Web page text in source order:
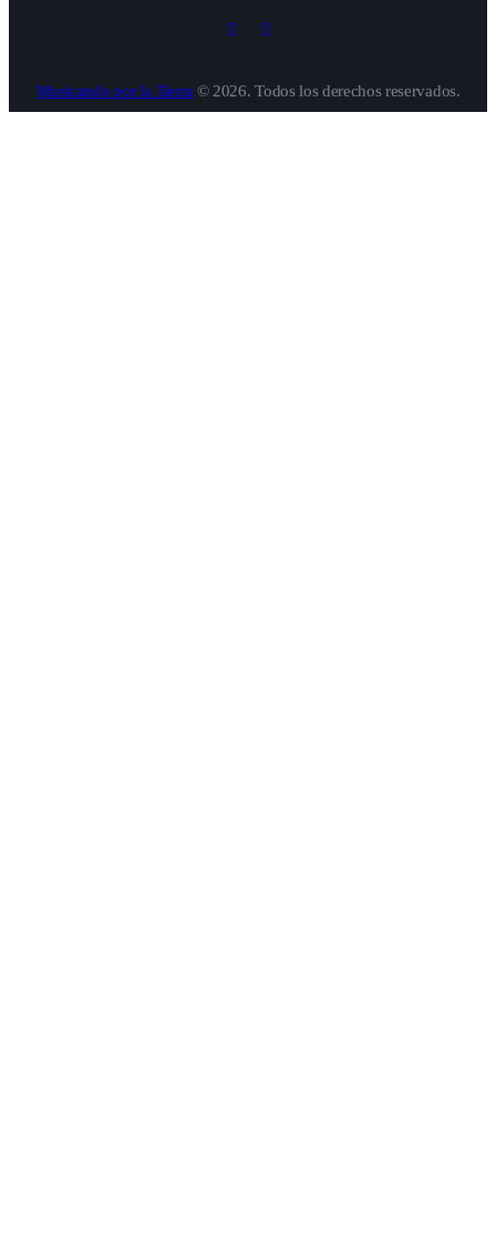
Musicando por la Tierra © 2026. Todos los derechos reservados.